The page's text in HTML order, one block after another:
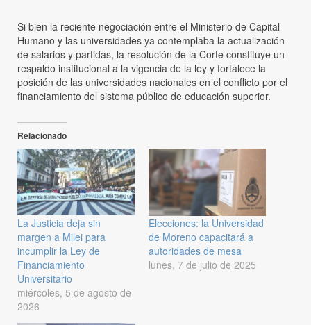
Si bien la reciente negociación entre el Ministerio de Capital
Humano y las universidades ya contemplaba la actualización
de salarios y partidas, la resolución de la Corte constituye un
respaldo institucional a la vigencia de la ley y fortalece la
posición de las universidades nacionales en el conflicto por el
financiamiento del sistema público de educación superior.
Relacionado
La Justicia deja sin
margen a Milei para
incumplir la Ley de
Financiamiento
Universitario
miércoles, 5 de agosto de
2026
Elecciones: la Universidad
de Moreno capacitará a
autoridades de mesa
lunes, 7 de julio de 2025